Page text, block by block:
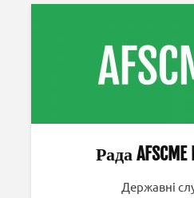
Рада
Державні